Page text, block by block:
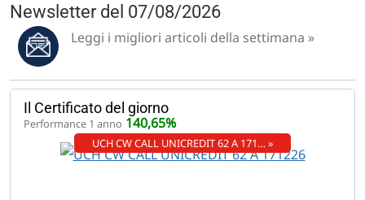
Newsletter del 07/08/2026
Leggi i migliori articoli della settimana »
Il Certificato del giorno
Performance 1 anno 140,65%
UCH CW CALL UNICREDIT 62 A 171… »